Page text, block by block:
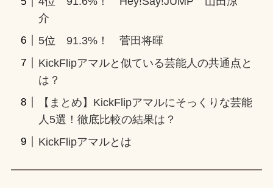
介
5位 91.3%！ 菅田将暉
KickFlipアマルと似ている芸能人の共通点と
は？
【まとめ】KickFlipアマルにそっくりな芸能
人5選！徹底比較の結果は？
KickFlipアマルとは